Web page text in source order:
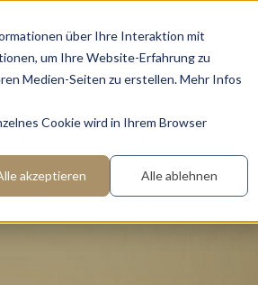
über Ihre Interaktion mit
um Ihre Website-Erfahrung zu
Medien-Seiten zu erstellen. Mehr Infos
Cookie wird in Ihrem Browser
akzeptieren Alle ablehnen
sichern sich Interim Manager die